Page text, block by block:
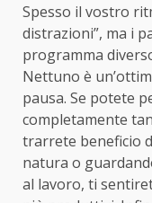
Spesso il vostro
distrazioni”, ma i
programma
Nettuno è
pausa. Se potete
completamente
trarrete beneficio
natura o
al lavoro, ti